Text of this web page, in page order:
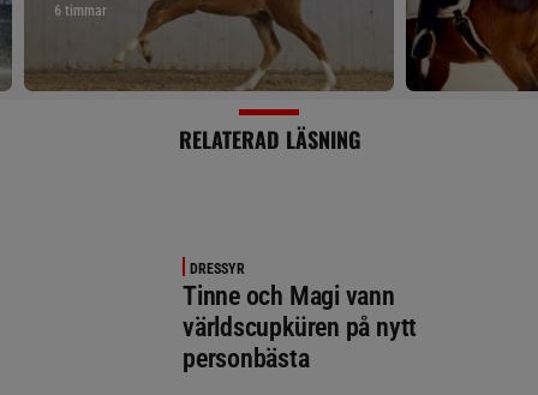
6 timmar
RELATERAD LÄSNING
DRESSYR
Tinne och Magi vann
världscupküren på nytt
personbästa